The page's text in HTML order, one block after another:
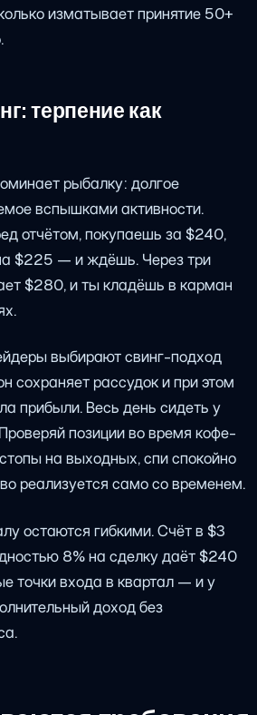
изматывает принятие 50+
терпение как
рыбалку: долгое
вспышками активности.
отчётом, покупаешь за $240,
$225 — и ждёшь. Через три
$280, и ты кладёшь в карман
выбирают свинг-подход
сохраняет рассудок и при этом
прибыли. Весь день сидеть у
позиции во время кофе-
на выходных, спи спокойно
реализуется само со временем.
остаются гибкими. Счёт в $3
8% на сделку даёт $240
точки входа в квартал — и у
доход без